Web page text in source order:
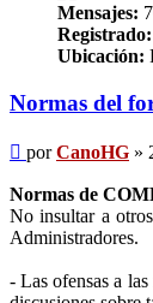
Mensajes:
Registrado:
Ubicación:
Normas del
Mensaje
porCanoHG »
Normas de
No insultar a
Administradores.
- Las ofensas a